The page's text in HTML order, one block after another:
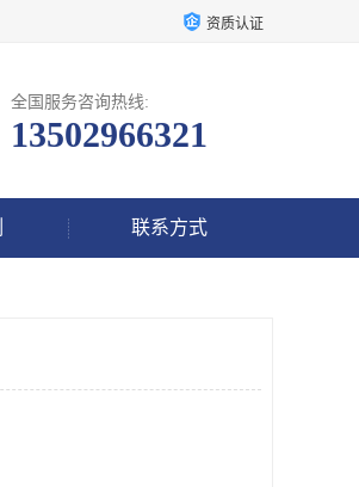
资质认证
全国服务咨询热线:
13502966321
联系方式